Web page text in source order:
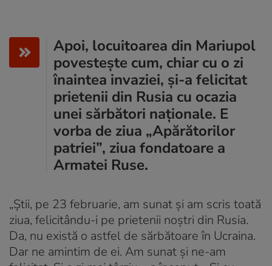
Apoi, locuitoarea din Mariupol
povestește cum, chiar cu o zi
înaintea invaziei, și-a felicitat
prietenii din Rusia cu ocazia
unei sărbători naționale. E
vorba de ziua „Apărătorilor
patriei”, ziua fondatoare a
Armatei Ruse.
„Știi, pe 23 februarie, am sunat și am scris toată
ziua, felicitându-i pe prietenii noștri din Rusia.
Da, nu există o astfel de sărbătoare în Ucraina.
Dar ne amintim de ei. Am sunat și ne-am